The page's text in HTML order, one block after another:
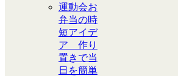
運動会お
弁当の時
短アイデ
ア 作り
置きで当
日を簡単